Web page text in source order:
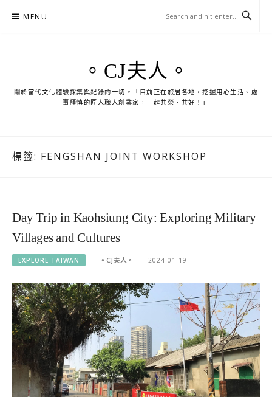
MENU
。CJ夫人。
關於當代文化體驗採集與紀錄的一切。「目前正在旅居各地，挖掘用心生活、處
事謹慎的匠人職人創業家，一起共榮、共好！」
標籤: FENGSHAN JOINT WORKSHOP
Day Trip in Kaohsiung City: Exploring Military
Villages and Cultures
EXPLORE TAIWAN 。CJ夫人。 2024-01-19